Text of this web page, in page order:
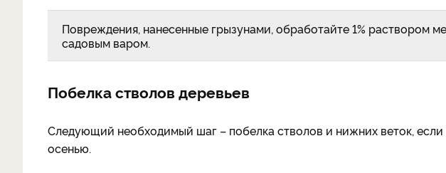
Повреждения, нанесенные грызунами, обработайте 1% раствором
садовым варом.
Побелка стволов деревьев
Следующий необходимый шаг – побелка стволов и нижних веток, если
осенью.